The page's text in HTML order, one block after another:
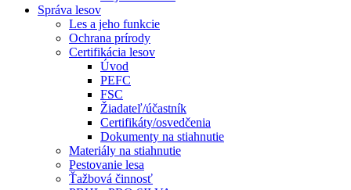
Správa lesov
Les a jeho funkcie
Ochrana prírody
Certifikácia lesov
Úvod
PEFC
FSC
Žiadateľ/účastník
Certifikáty/osvedčenia
Dokumenty na stiahnutie
Materiály na stiahnutie
Pestovanie lesa
Ťažbová činnosť